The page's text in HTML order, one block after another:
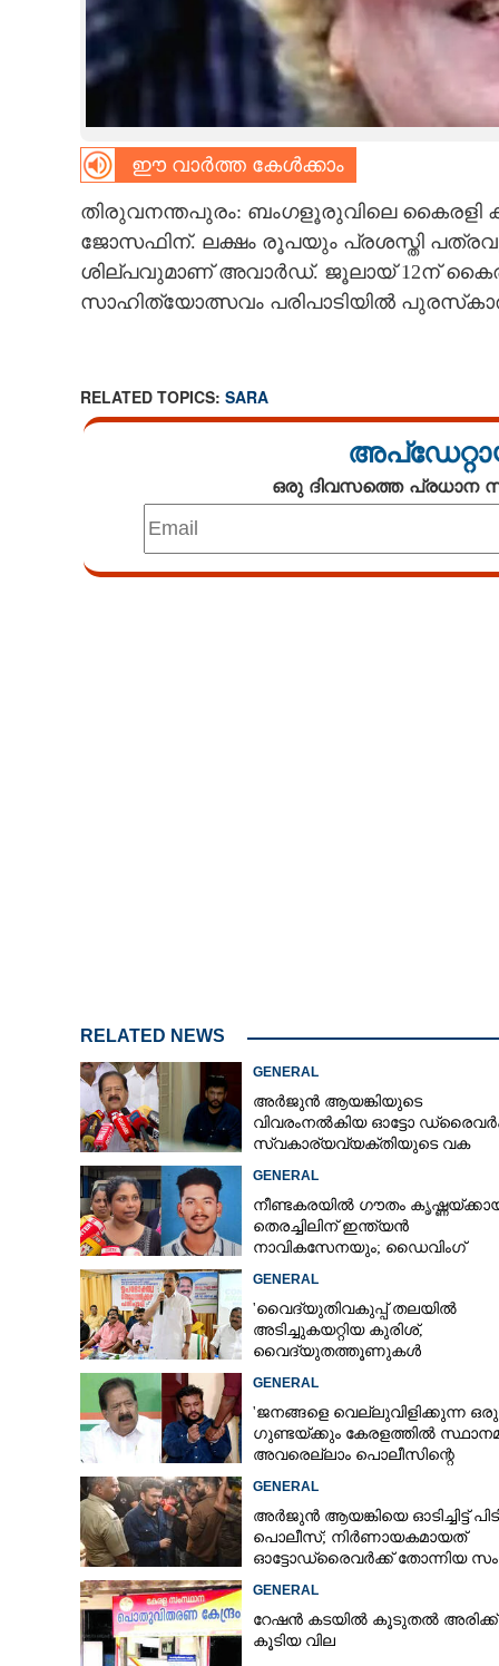
CARTOONS
LITERATURE
CONTACT US
ഈ വാർത്ത കേൾക്കാം
തിരുവനന്തപുരം: ബംഗളൂരുവിലെ കൈരളി
ജോസഫിന്. ലക്ഷം രൂപയും പ്രശസ്തി
ശില്പവുമാണ് അവാർഡ്. ജൂലായ് 12ന്
സാഹിത്യോത്സവം പരിപാടിയിൽ
RELATED TOPICS: SARA
ഒരു ദിവസത്തെ പ്രധാന
RELATED NEWS
GENERAL
അർജുൻ ആയങ്കിയുടെ
വിവരംനൽകിയ ഓട്ടോ
സ്വകാര്യവ്യക്തിയുടെ വക
GENERAL
നീണ്ടകരയിൽ ഗൗതം
തെരച്ചിലിന് ഇന്ത്യൻ
നാവികസേനയും; ഡൈവിംഗ്
GENERAL
'വൈദ്യുതിവകുപ്പ് തലയിൽ
അടിച്ചുകയറ്റിയ കുരിശ്‌,
വൈദ്യുതത്തൂണുകൾ
GENERAL
'ജനങ്ങളെ വെല്ലുവിളിക്കുന്ന ഒരു
ഗുണ്ടയ്ക്കും കേരളത്തിൽ
അവരെല്ലാം പൊലീസിന്റെ
GENERAL
അർജുൻ ആയങ്കിയെ ഓടിച്ചിട്ട്
പൊലീസ്; നിർണായകമായത്
ഓട്ടോഡ്രൈവർക്ക് തോന്നിയ
GENERAL
റേഷൻ കടയിൽ കൂടുതൽ അരിക്ക്
കൂടിയ വില